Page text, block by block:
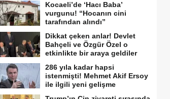
Kocaeli’de ‘Hacı Baba’
vurgunu! “Hocanın cini
tarafından alındı”
Dikkat çeken anlar! Devlet
Bahçeli ve Özgür Özel o
etkinlikte bir araya geldiler
286 yıla kadar hapsi
istenmişti! Mehmet Akif Ersoy
ile ilgili yeni gelişme